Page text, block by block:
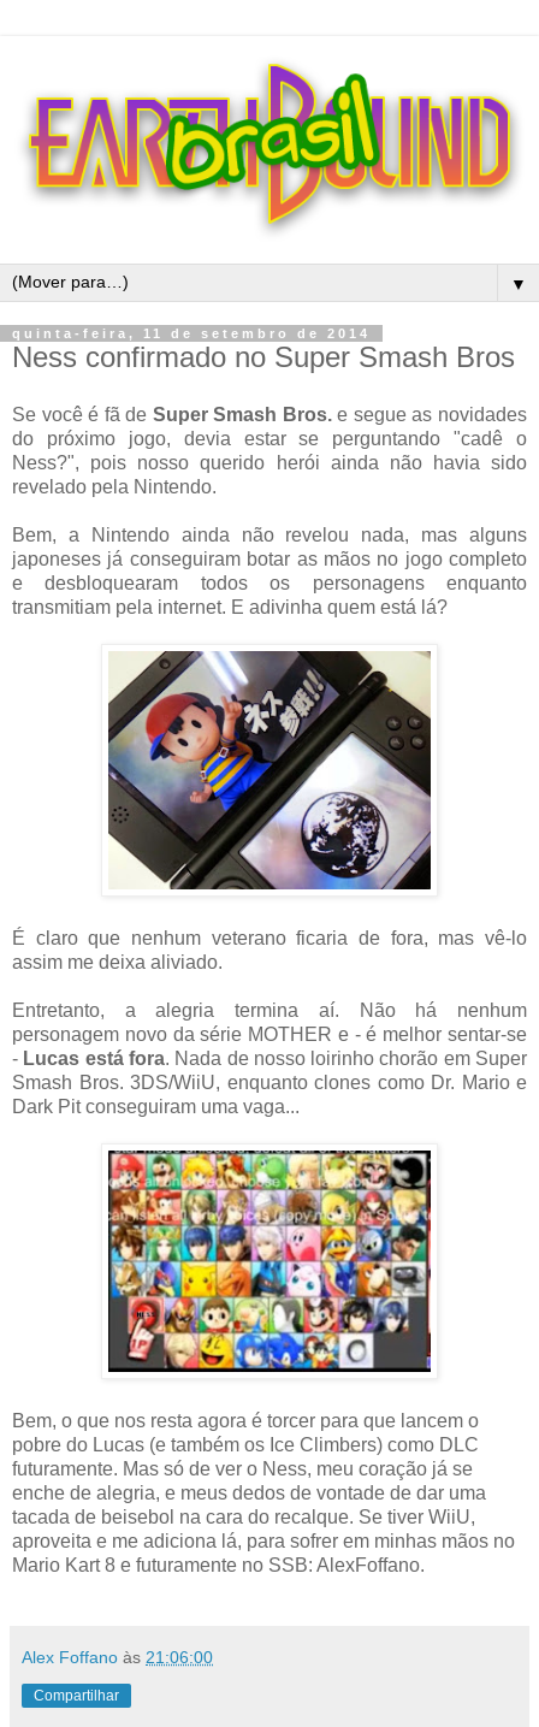
▼
quinta-feira, 11 de setembro de 2014
Ness confirmado no Super Smash Bros
Se você é fã de Super Smash Bros.e segue as novidades
do próximo jogo, devia estar se perguntando "cadê o
Ness?", pois nosso querido herói ainda não havia sido
revelado pela Nintendo.
Bem, a Nintendo ainda não revelou nada, mas alguns
japoneses já conseguiram botar as mãos no jogo completo
e desbloquearam todos os personagens enquanto
transmitiam pela internet. E adivinha quem está lá?
É claro que nenhum veterano ficaria de fora, mas vê-lo
assim me deixa aliviado.
Entretanto, a alegria termina aí. Não há nenhum
personagem novo da série MOTHER e - é melhor sentar-se
- Lucas está fora. Nada de nosso loirinho chorão em Super
Smash Bros. 3DS/WiiU, enquanto clones como Dr. Mario e
Dark Pit conseguiram uma vaga...
Bem, o que nos resta agora é torcer para que lancem o
pobre do Lucas (e também os Ice Climbers) como DLC
futuramente. Mas só de ver o Ness, meu coração já se
enche de alegria, e meus dedos de vontade de dar uma
tacada de beisebol na cara do recalque. Se tiver WiiU,
aproveita e me adiciona lá, para sofrer em minhas mãos no
Mario Kart 8 e futuramente no SSB: AlexFoffano.
Alex Foffano às 21:06:00
Compartilhar